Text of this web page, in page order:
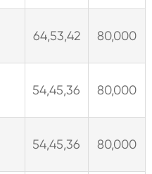
64,53,42 80,000
54,45,36 80,000
54,45,36 80,000